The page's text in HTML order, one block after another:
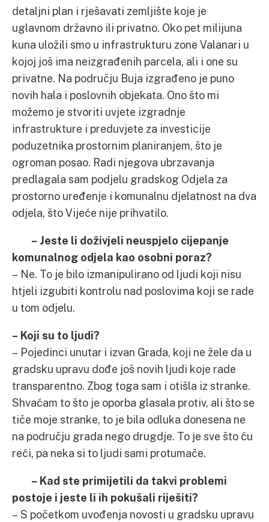
detaljni plan i rješavati zemljište koje je
uglavnom državno ili privatno. Oko pet milijuna
kuna uložili smo u infrastrukturu zone Valanari u
kojoj još ima neizgrađenih parcela, ali i one su
privatne. Na području Buja izgrađeno je puno
novih hala i poslovnih objekata. Ono što mi
možemo je stvoriti uvjete izgradnje
infrastrukture i preduvjete za investicije
poduzetnika prostornim planiranjem, što je
ogroman posao. Radi njegova ubrzavanja
predlagala sam podjelu gradskog Odjela za
prostorno uređenje i komunalnu djelatnost na dva
odjela, što Vijeće nije prihvatilo.
– Jeste li doživjeli neuspjelo cijepanje
komunalnog odjela kao osobni poraz?
– Ne. To je bilo izmanipulirano od ljudi koji nisu
htjeli izgubiti kontrolu nad poslovima koji se rade
u tom odjelu.
– Koji su to ljudi?
– Pojedinci unutar i izvan Grada, koji ne žele da u
gradsku upravu dođe još novih ljudi koje rade
transparentno. Zbog toga sam i otišla iz stranke.
Shvaćam to što je oporba glasala protiv, ali što se
tiče moje stranke, to je bila odluka donesena ne
na području grada nego drugdje. To je sve što ću
reći, pa neka si to ljudi sami protumače.
– Kad ste primijetili da takvi problemi
postoje i jeste li ih pokušali riješiti?
– S početkom uvođenja novosti u gradsku upravu